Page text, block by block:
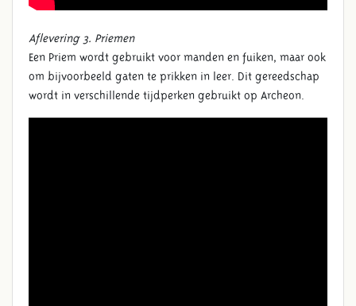
Aflevering 3. Priemen
Een Priem wordt gebruikt voor manden en fuiken, maar ook
om bijvoorbeeld gaten te prikken in leer. Dit gereedschap
wordt in verschillende tijdperken gebruikt op Archeon.